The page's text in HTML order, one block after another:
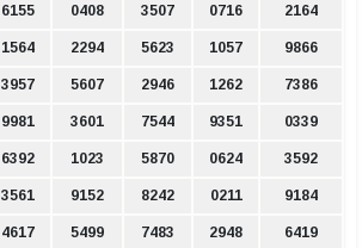
6155 0408 3507 0716 2164
1564 2294 5623 1057 9866
3957 5607 2946 1262 7386
9981 3601 7544 9351 0339
6392 1023 5870 0624 3592
3561 9152 8242 0211 9184
4617 5499 7483 2948 6419